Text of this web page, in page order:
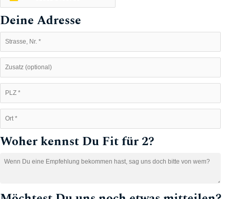
+49
Deine Adresse
Woher kennst Du Fit für 2?